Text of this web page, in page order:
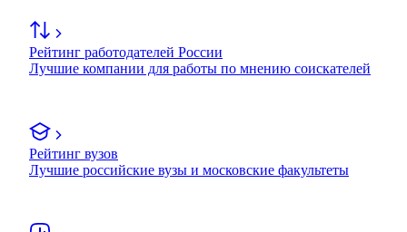
Рейтинг работодателей России
Лучшие компании для работы по мнению соискателей
Рейтинг вузов
Лучшие российские вузы и московские факультеты